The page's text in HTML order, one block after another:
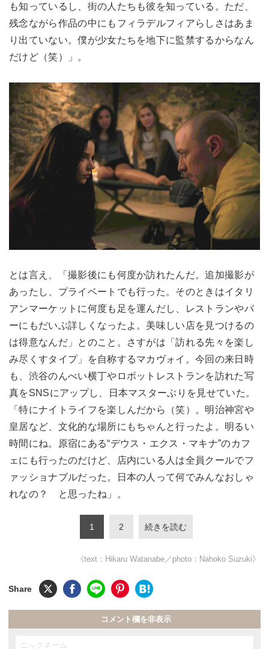
も知っているし、街の人たちも彼を知っている。ただ、
残念ながら作品の中にもフィラデルフィアらしさはあま
り出ていない。僕が少女たちを地下に監禁するからなん
だけど（笑）」。
とは言え、「撮影後にも何度か訪れたんだ。追加撮影が
あったし、プライベートでも行った。そのときはイタリ
アンマーケットに何度も足を運んだし、レストランやバ
ーにもだいぶ詳しくなったよ。美味しい店を見つけるの
は得意なんだ」とのこと。さすがは「訪れる先々を楽し
み尽くすタイプ」を自称するマカヴォイ。今回の来日時
も、渋谷のんべい横丁やロボットレストランを訪れた写
真をSNSにアップし、日本マスターぶりを見せていた。
「特にナイトライフを楽しんだから（笑）。明治神宮や
皇居など、文化的な場所にもちゃんと行ったよ。明るい
時間にね。原宿にある“デウス・エクス・マキナ”のカフ
ェにも行ったのだけど、店内にいる人は全員クールでフ
ァッショナブルだった。日本の人って何でみんなおしゃ
れなの？ と思ったね」。
1 2 続きを読む
《text：Hikaru Watanabe／photo：Nahoko Suzuki》
コメント欄を非表示